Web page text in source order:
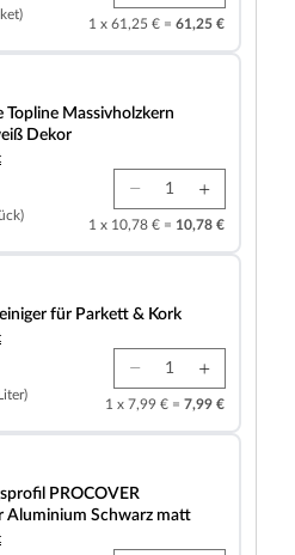
1 x 61,25 € = 61,25 €
Gletscherweiß Dekor
Topline Massivholzkern
Dekor
1 x 10,78 € = 10,78 €
Kork
für Parkett & Kork
1 x 7,99 € = 7,99 €
Aluminium Schwarz matt
PROCOVER
Aluminium Schwarz matt